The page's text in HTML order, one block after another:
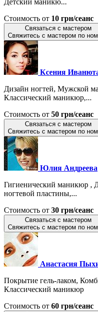
Стоимость от 10 грн/сеанс
Связаться с мастером
Свяжитесь с мастером по
Ксения
Дизайн ногтей, Мужской
Классический маникюр,...
Стоимость от 50 грн/сеанс
Связаться с мастером
Свяжитесь с мастером по
Юлия Андреева
Гигиенический маникюр ,
ногтевой пластины,...
Стоимость от 30 грн/сеанс
Связаться с мастером
Свяжитесь с мастером по
Анастасия
Покрытие гель-лаком,
Классический маникюр
Стоимость от 60 грн/сеанс